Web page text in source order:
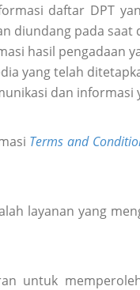
daftar DPT
diundang pada
hasil pengadaan
yang telah
dan
Terms and
layanan yang
untuk